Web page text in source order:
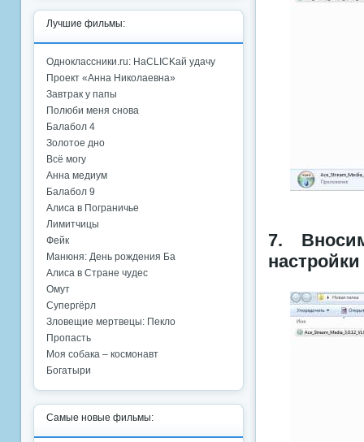
7.
Лучшие фильмы:
Одноклассники.ru: НаCLICKай удачу
Проект «Анна Николаевна»
Завтрак у папы
Полюби меня снова
Балабол 4
Золотое дно
Всё могу
Анна медиум
Балабол 9
Алиса в Пограничье
Лимитчицы
Фейк
Манюня: День рождения Ба
Алиса в Стране чудес
Омут
Супергёрл
Зловещие мертвецы: Пекло
Пропасть
Моя собака – космонавт
Богатыри
Самые новые фильмы: